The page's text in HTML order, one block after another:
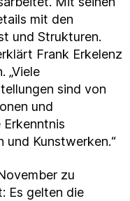
mit den
und Strukturen.
Frank Erkelenz
„Viele
sind von
und
Erkenntnis
und Kunstwerken.“
zu
Es gelten die